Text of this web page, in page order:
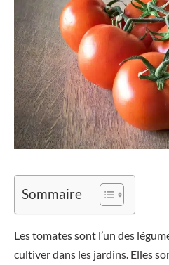
Sommaire
Les tomates sont l’un des
cultiver dans les jardins. Elles